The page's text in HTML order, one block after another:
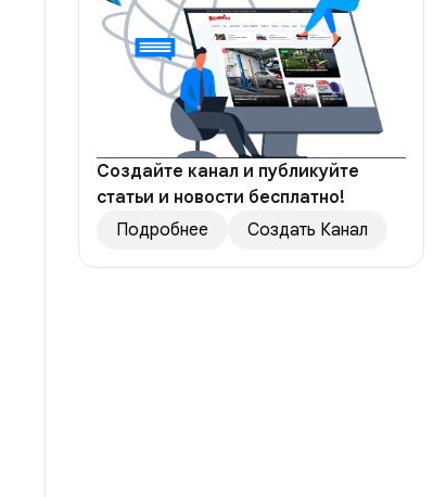
Создайте канал и публикуйте
статьи и новости бесплатно!
Подробнее
Создать Канал